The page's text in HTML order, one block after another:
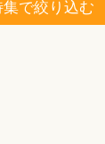
集で絞り込む